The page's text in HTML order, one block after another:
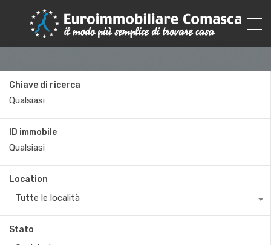
Chiave di ricerca
ID immobile
Location
Tutte le località
Stato